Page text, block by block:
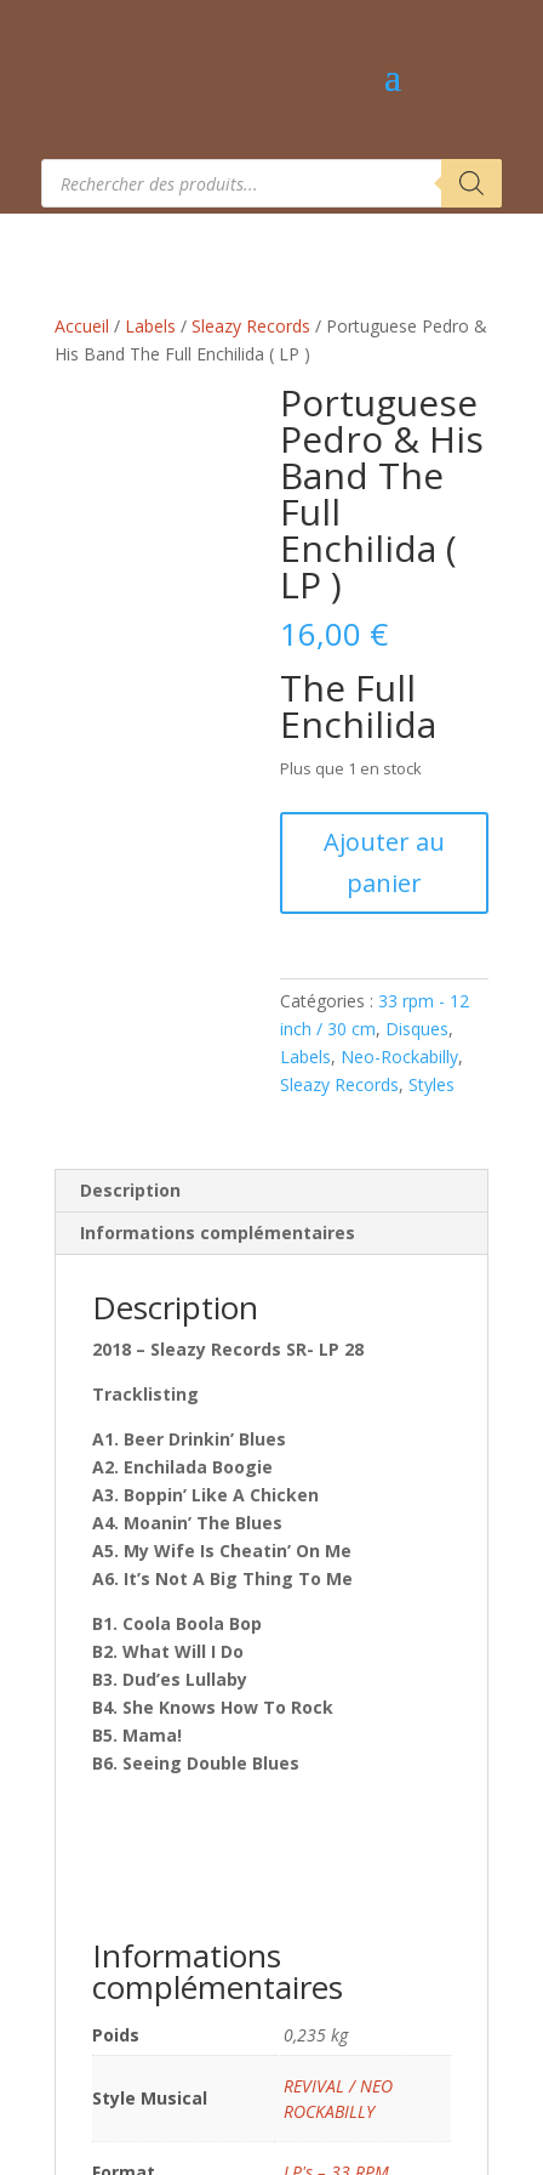
Recherche
produits
Accueil / Labels / Sleazy Records / Portuguese Pedro &
His Band The Full Enchilida ( LP )
Portuguese
Pedro & His
Band The
Full
Enchilida (
LP )
16,00 €
The Full
Enchilida
Plus que 1 en stock
Portuguese
Pedro
Band
The
Full
Enchilida
Ajouter au
panier
Catégories : 33 rpm - 12
inch / 30 cm, Disques,
Labels, Neo-Rockabilly,
Sleazy Records,Styles
Description
Informations complémentaires
Description
2018 – Sleazy Records SR- LP 28
Tracklisting
A1. Beer Drinkin’ Blues
A2. Enchilada Boogie
A3. Boppin’ Like A Chicken
A4. Moanin’ The Blues
A5. My Wife Is Cheatin’ On Me
A6. It’s Not A Big Thing To Me
B1. Coola Boola Bop
B2. What Will I Do
B3. Dud’es Lullaby
B4. She Knows How To Rock
B5. Mama!
B6. Seeing Double Blues
Informations
complémentaires
Poids 0,235 kg
Style Musical
REVIVAL / NEO
ROCKABILLY